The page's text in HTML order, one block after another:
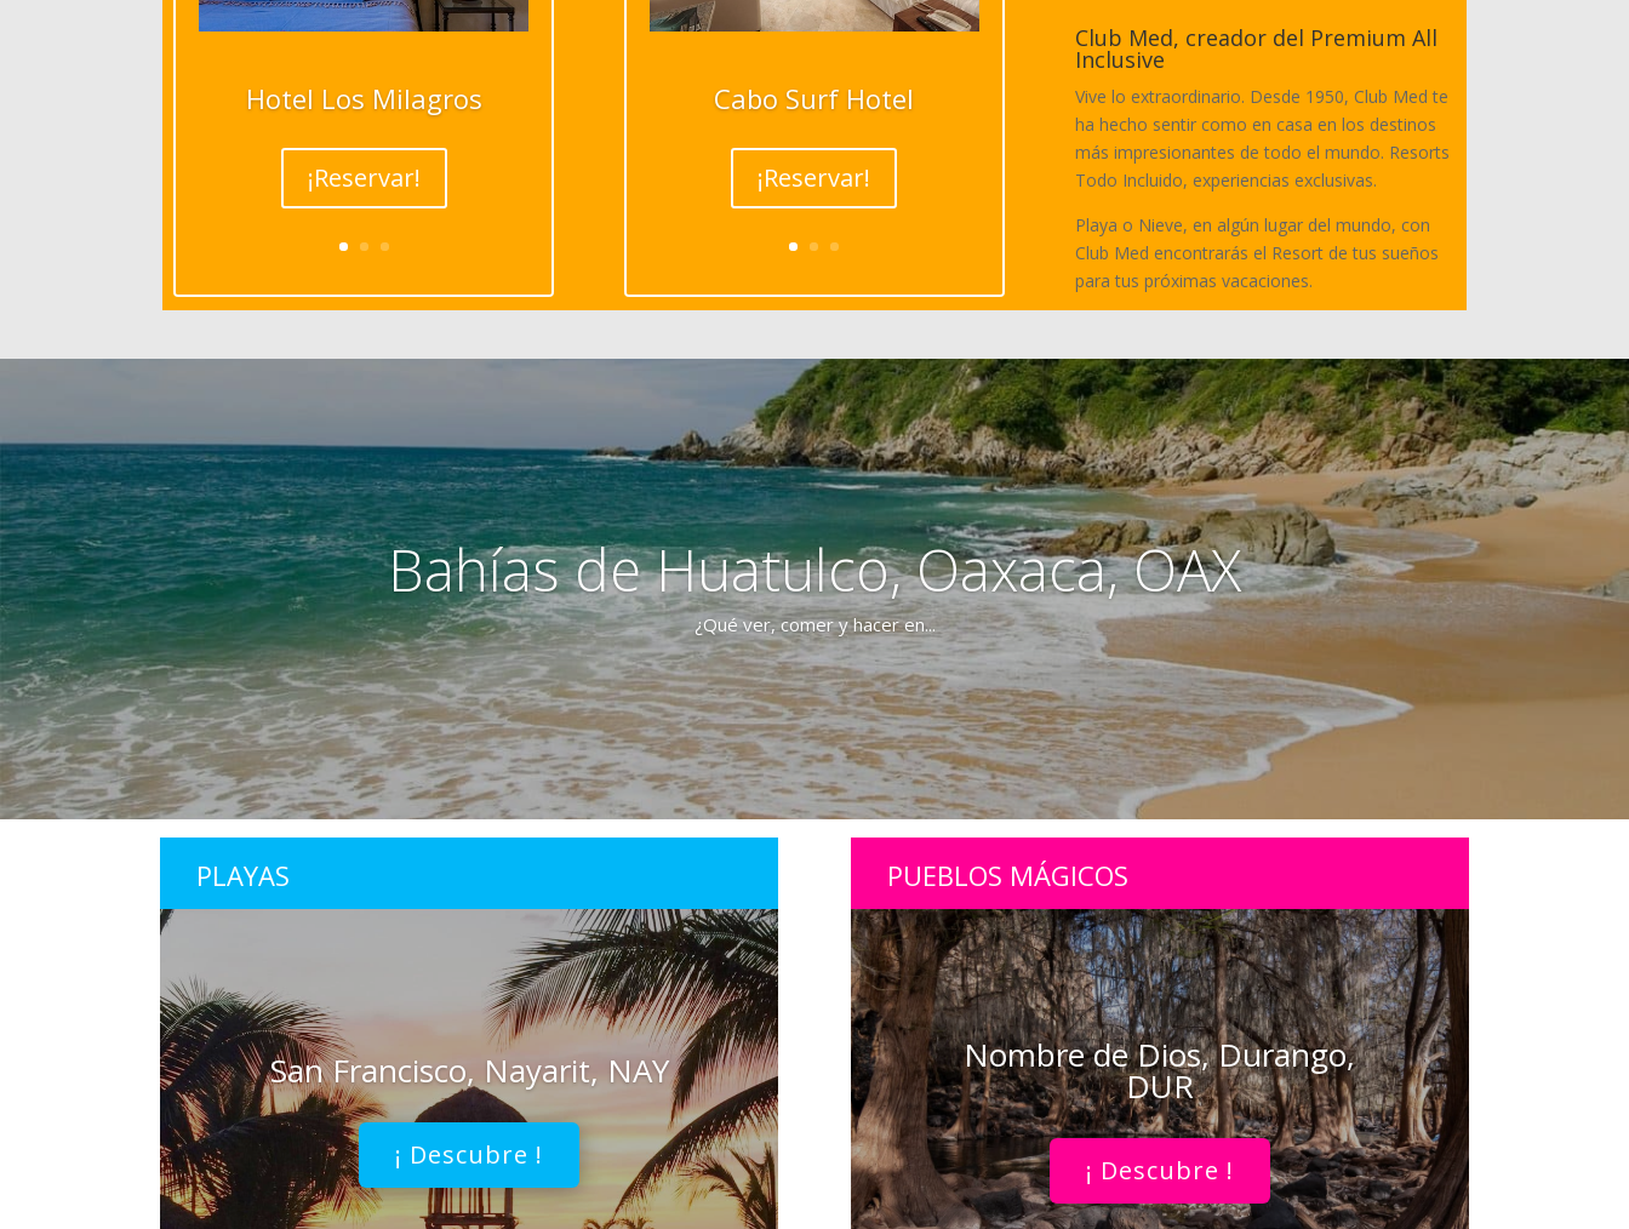
Hotel Los Milagros
¡Reservar!
Cabo Surf Hotel
¡Reservar!
Club Med, creador del Premium All
Inclusive
Vive lo extraordinario. Desde 1950, Club Med te
ha hecho sentir como en casa en los destinos
más impresionantes de todo el mundo. Resorts
Todo Incluido, experiencias exclusivas.
Playa o Nieve, en algún lugar del mundo, con
Club Med encontrarás el Resort de tus sueños
para tus próximas vacaciones.
Bahías de Huatulco, Oaxaca, OAX
¿Qué ver, comer y hacer en...
PLAYAS
San Francisco, Nayarit, NAY
¡ Descubre !
PUEBLOS MÁGICOS
Nombre de Dios, Durango,
DUR
¡ Descubre !